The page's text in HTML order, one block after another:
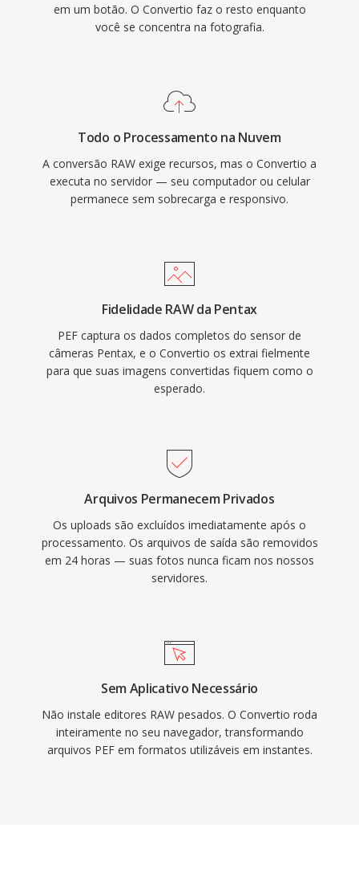
em um botão. O Convertio faz o resto enquanto
você se concentra na fotografia.
Todo o Processamento na Nuvem
A conversão RAW exige recursos, mas o Convertio a
executa no servidor — seu computador ou celular
permanece sem sobrecarga e responsivo.
Fidelidade RAW da Pentax
PEF captura os dados completos do sensor de
câmeras Pentax, e o Convertio os extrai fielmente
para que suas imagens convertidas fiquem como o
esperado.
Arquivos Permanecem Privados
Os uploads são excluídos imediatamente após o
processamento. Os arquivos de saída são removidos
em 24 horas — suas fotos nunca ficam nos nossos
servidores.
Sem Aplicativo Necessário
Não instale editores RAW pesados. O Convertio roda
inteiramente no seu navegador, transformando
arquivos PEF em formatos utilizáveis em instantes.